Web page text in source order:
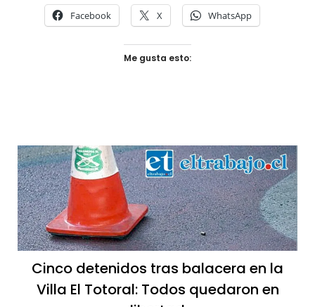
Facebook X WhatsApp
Me gusta esto:
Cinco detenidos tras balacera en la
Villa El Totoral: Todos quedaron en